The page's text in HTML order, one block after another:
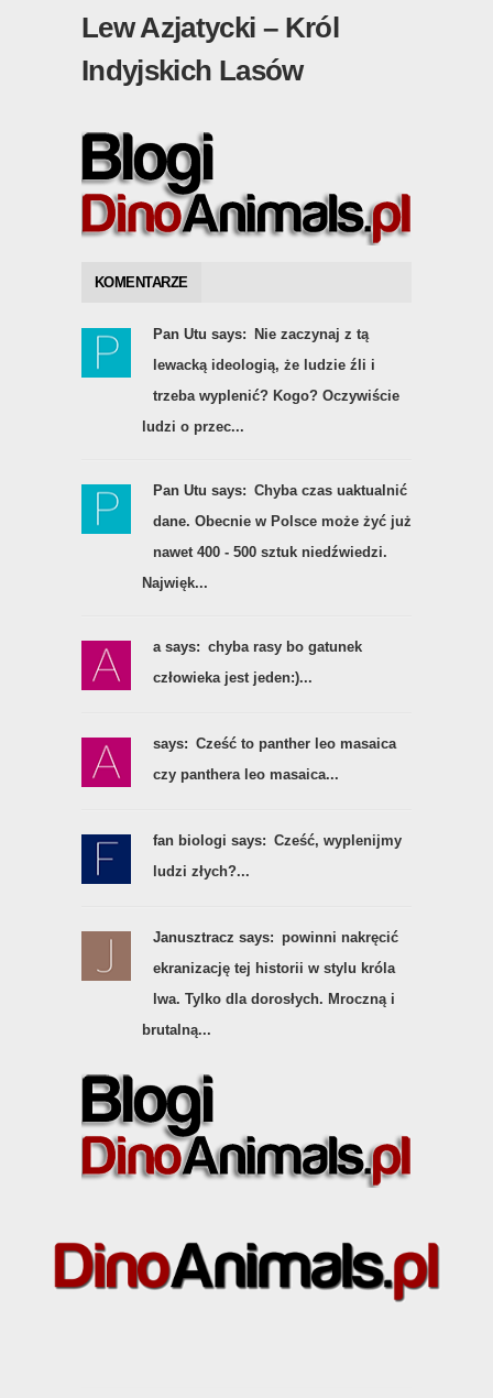
Lew Azjatycki – Król
Indyjskich Lasów
KOMENTARZE
Pan Utu says:
Nie zaczynaj z tą
lewacką ideologią, że ludzie źli i
trzeba wyplenić? Kogo? Oczywiście
ludzi o przec...
Pan Utu says: Chyba czas uaktualnić
dane. Obecnie w Polsce może żyć już
nawet 400 - 500 sztuk niedźwiedzi.
Najwięk...
a says: chyba rasy bo gatunek
człowieka jest jeden:)...
says: Cześć to panther leo masaica
czy panthera leo masaica...
fan biologi says: Cześć, wyplenijmy
ludzi złych?...
Janusztracz says: powinni nakręcić
ekranizację tej historii w stylu króla
lwa. Tylko dla dorosłych. Mroczną i
brutalną...